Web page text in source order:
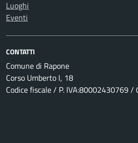
Luoghi
Eventi
CONTATTI
Comune di Rapone
Corso Umberto I, 18
Codice fiscale / P. IVA:80002430769